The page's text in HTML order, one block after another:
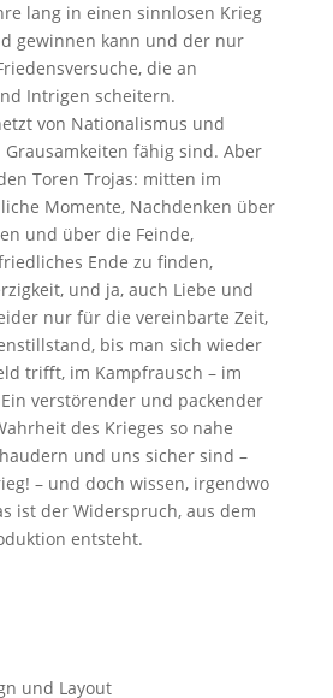
lang in einen sinnlosen Krieg
gewinnen kann und der nur
die an
Intrigen scheitern.
von Nationalismus und
fähig sind. Aber
Toren Trojas: mitten im
Momente, Nachdenken über
und über die Feinde,
Ende zu finden,
und ja, auch Liebe und
nur für die vereinbarte Zeit,
bis man sich wieder
trifft, im Kampfrausch – im
verstörender und packender
des Krieges so nahe
und uns sicher sind –
– und doch wissen, irgendwo
ist der Widerspruch, aus dem
entsteht.
und Layout